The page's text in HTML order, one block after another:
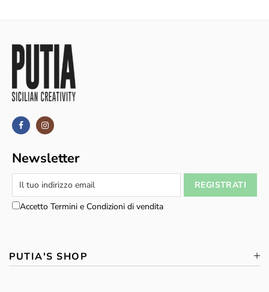
Newsletter
Accetto Termini e Condizioni di vendita
PUTIA'S SHOP